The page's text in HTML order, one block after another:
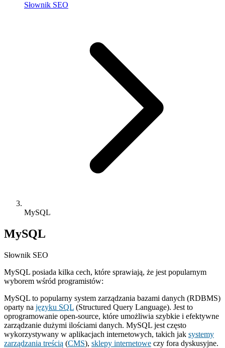
Słownik SEO
MySQL
MySQL
Słownik SEO
MySQL posiada kilka cech, które sprawiają, że jest popularnym
wyborem wśród programistów:
MySQL to popularny system zarządzania bazami danych (RDBMS)
oparty na języku SQL (Structured Query Language). Jest to
oprogramowanie open-source, które umożliwia szybkie i efektywne
zarządzanie dużymi ilościami danych. MySQL jest często
wykorzystywany w aplikacjach internetowych, takich jak systemy
zarządzania treścią (CMS), sklepy internetowe czy fora dyskusyjne.